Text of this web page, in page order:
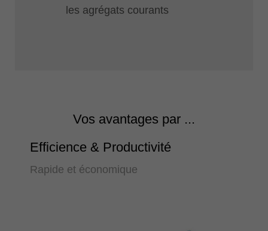
les agrégats courants
Vos avantages par ...
Efficience & Productivité
Rapide et économique